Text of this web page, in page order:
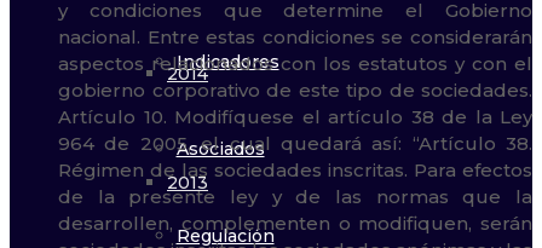
Indicadores
Asociados
Regulación
2014
2013